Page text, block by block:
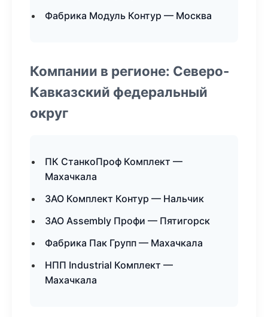
Фабрика Модуль Контур — Москва
Компании в регионе: Северо-
Кавказский федеральный
округ
ПК СтанкоПроф Комплект —
Махачкала
ЗАО Комплект Контур — Нальчик
ЗАО Assembly Профи — Пятигорск
Фабрика Пак Групп — Махачкала
НПП Industrial Комплект —
Махачкала